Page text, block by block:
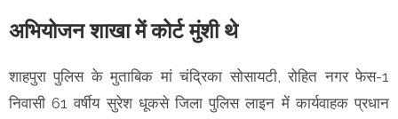
अभियोजन शाखा में कोर्ट मुंशी थे
शाहपुरा पुलिस के मुताबिक मां चंद्रिका सोसायटी, रोहित नगर फेस-1
निवासी 61 वर्षीय सुरेश धूकसे जिला पुलिस लाइन में कार्यवाहक प्रधान